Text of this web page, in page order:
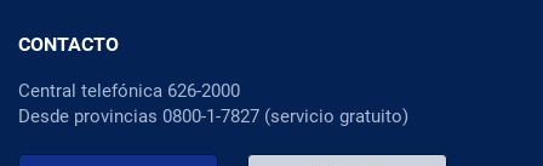
CONTACTO
Central telefónica 626-2000
Desde provincias 0800-1-7827 (servicio gratuito)